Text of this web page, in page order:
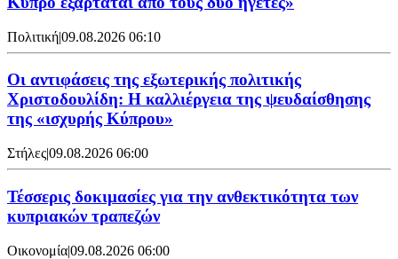
Πολιτική|09.08.2026 06:10
Οι αντιφάσεις της εξωτερικής πολιτικής
Χριστοδουλίδη: Η καλλιέργεια της ψευδαίσθησης
της «ισχυρής Κύπρου»
Στήλες|09.08.2026 06:00
Τέσσερις δοκιμασίες για την ανθεκτικότητα των
κυπριακών τραπεζών
Οικονομία|09.08.2026 06:00